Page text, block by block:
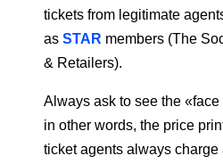
tickets from legitimate
as STAR members (The
& Retailers).
Always ask to see the
in other words, the price
ticket agents always